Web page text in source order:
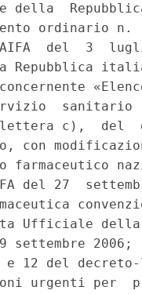
della
ordinario n.
del  3
Repubblica
sanitario
c),  del
con
farmaceutico
del 27
Ufficiale
settembre 2006;
12 del
urgenti per